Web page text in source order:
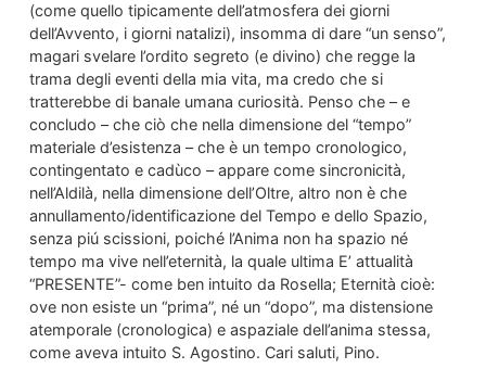
(come quello tipicamente dell’atmosfera dei giorni
dell’Avvento, i giorni natalizi), insomma di dare “un senso”,
magari svelare l’ordito segreto (e divino) che regge la
trama degli eventi della mia vita, ma credo che si
tratterebbe di banale umana curiosità. Penso che – e
concludo – che ciò che nella dimensione del “tempo”
materiale d’esistenza – che è un tempo cronologico,
contingentato e cadùco – appare come sincronicità,
nell’Aldilà, nella dimensione dell’Oltre, altro non è che
annullamento/identificazione del Tempo e dello Spazio,
senza piú scissioni, poiché l’Anima non ha spazio né
tempo ma vive nell’eternità, la quale ultima E’ attualità
“PRESENTE”- come ben intuito da Rosella; Eternità cioè:
ove non esiste un “prima”, né un “dopo”, ma distensione
atemporale (cronologica) e aspaziale dell’anima stessa,
come aveva intuito S. Agostino. Cari saluti, Pino.